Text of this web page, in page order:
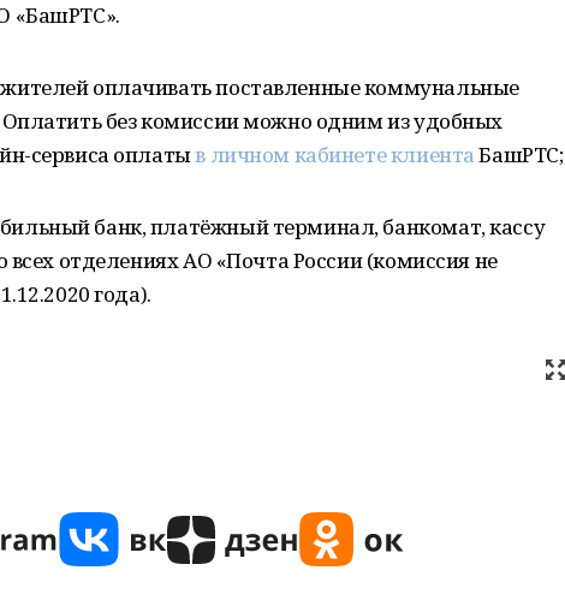
«БашРТС».
оплачивать поставленные коммунальные
без комиссии можно одним из удобных
сервиса оплатыв личном кабинете клиентаБашРТС;
банк, платёжный терминал, банкомат, кассу
всех отделениях АО «Почта России (комиссия не
года).